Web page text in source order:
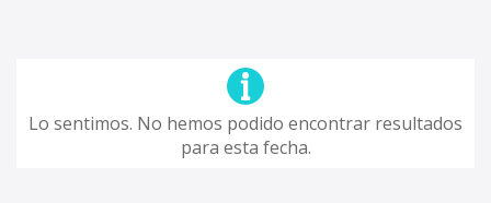
Lo sentimos. No hemos podido encontrar resultados
para esta fecha.